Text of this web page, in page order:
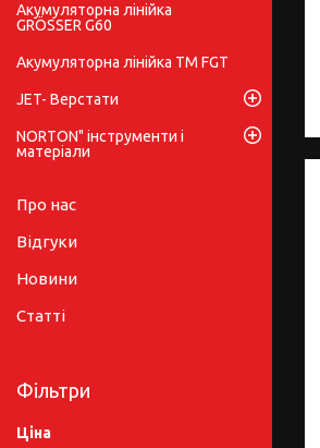
Акумуляторна лінійка
GRÖSSER G60
Акумуляторна лінійка ТМ FGT
JET- Верстати
NORTON" інструменти і
матеріали
Про нас
Відгуки
Новини
Статті
Фільтри
Ціна